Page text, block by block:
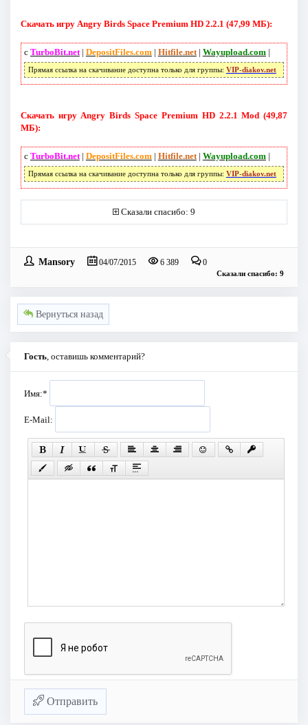
Скачать игру Angry Birds Space Premium HD 2.2.1 (47,99 МБ):
с TurboBit.net| DepositFiles.com | Hitfile.net | Wayupload.com |
Прямая ссылка на скачивание доступна только для группы: VIP-diakov.net
Скачать игру Angry Birds Space Premium HD 2.2.1 Mod (49,87
МБ):
с TurboBit.net| DepositFiles.com | Hitfile.net | Wayupload.com |
Прямая ссылка на скачивание доступна только для группы: VIP-diakov.net
Сказали спасибо: 9
Mansory 04/07/2015 6 389 0
Сказали спасибо: 9
Вернуться назад
Гость, оставишь комментарий?
Имя:*
E-Mail:
Отправить